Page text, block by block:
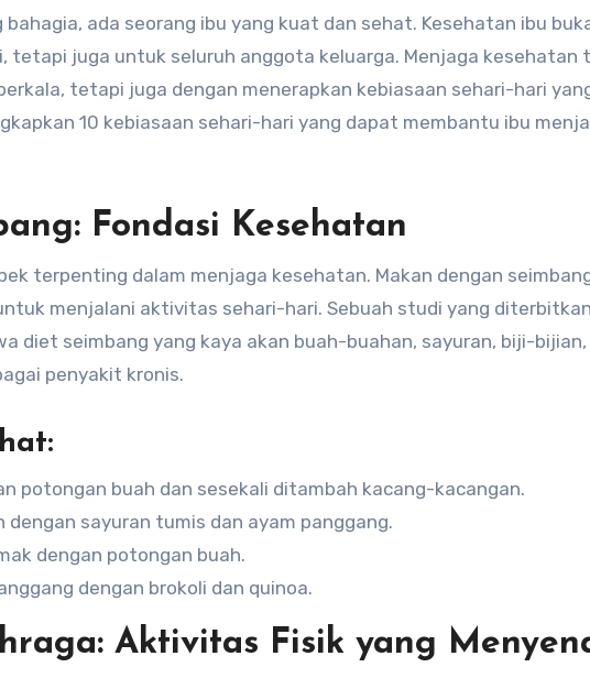
tetapi juga untuk seluruh anggota keluarga. Menjaga kesehatan
tetapi juga dengan menerapkan kebiasaan sehari-hari
10 kebiasaan sehari-hari yang dapat membantu ibu
Fondasi Kesehatan
terpenting dalam menjaga kesehatan. Makan dengan
menjalani aktivitas sehari-hari. Sebuah studi yang
diet seimbang yang kaya akan buah-buahan, sayuran, biji-
penyakit kronis.
potongan buah dan sesekali ditambah kacang-kacangan.
dengan sayuran tumis dan ayam panggang.
dengan potongan buah.
dengan brokoli dan quinoa.
Aktivitas Fisik yang